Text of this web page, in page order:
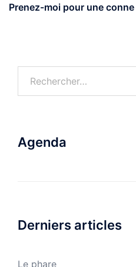
Prenez-moi pour une conne
Agenda
Derniers articles
Le phare